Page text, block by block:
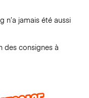
n’a jamais été aussi
des consignes à